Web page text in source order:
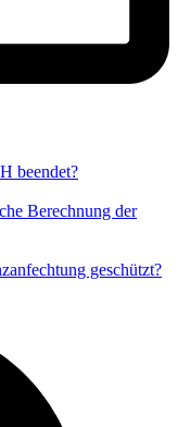
beendet?
Berechnung der
geschützt?